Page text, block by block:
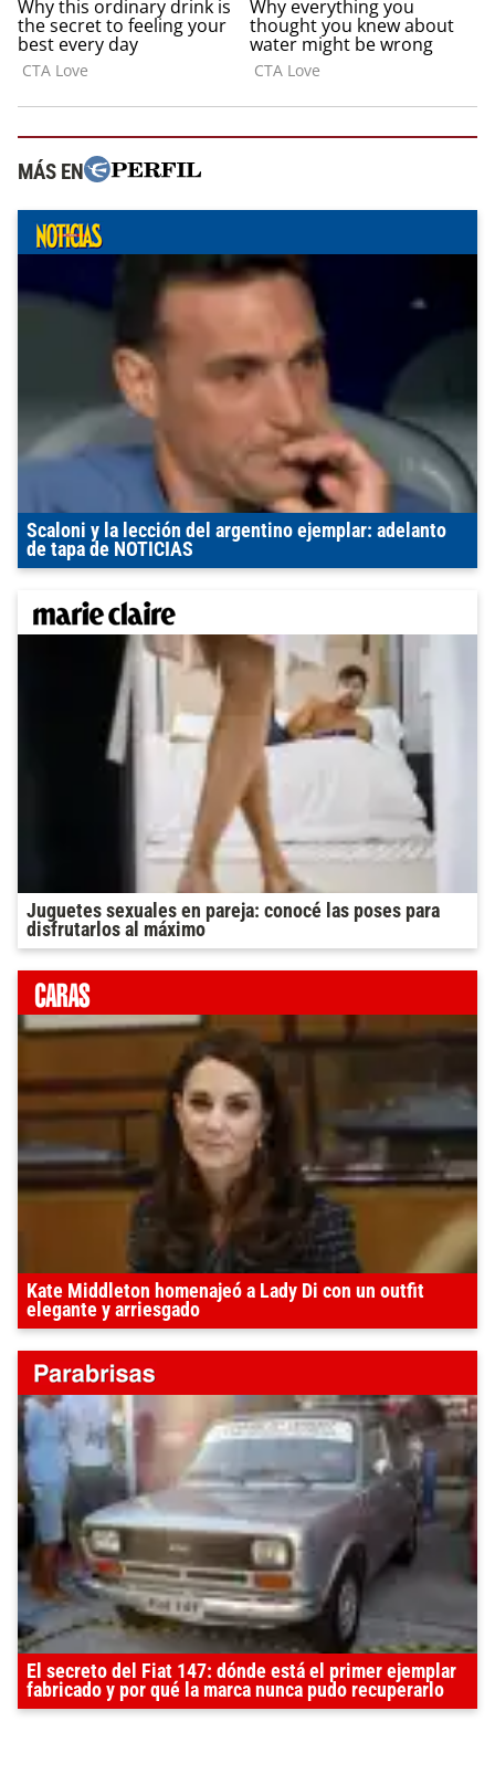
MÁS EN
Scaloni y la lección del argentino ejemplar: adelanto
de tapa de NOTICIAS
Juguetes sexuales en pareja: conocé las poses para
disfrutarlos al máximo
Kate Middleton homenajeó a Lady Di con un outfit
elegante y arriesgado
El secreto del Fiat 147: dónde está el primer ejemplar
fabricado y por qué la marca nunca pudo recuperarlo